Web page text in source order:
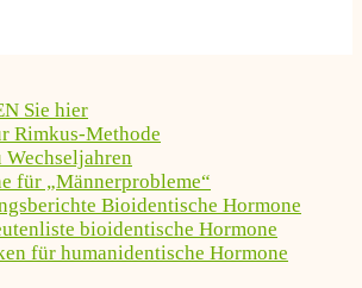
Sie hier
Rimkus-Methode
Wechseljahren
für „Männerprobleme“
Bioidentische Hormone
bioidentische Hormone
für humanidentische Hormone